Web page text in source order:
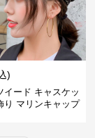
)
イード キャスケッ
り マリンキャップ